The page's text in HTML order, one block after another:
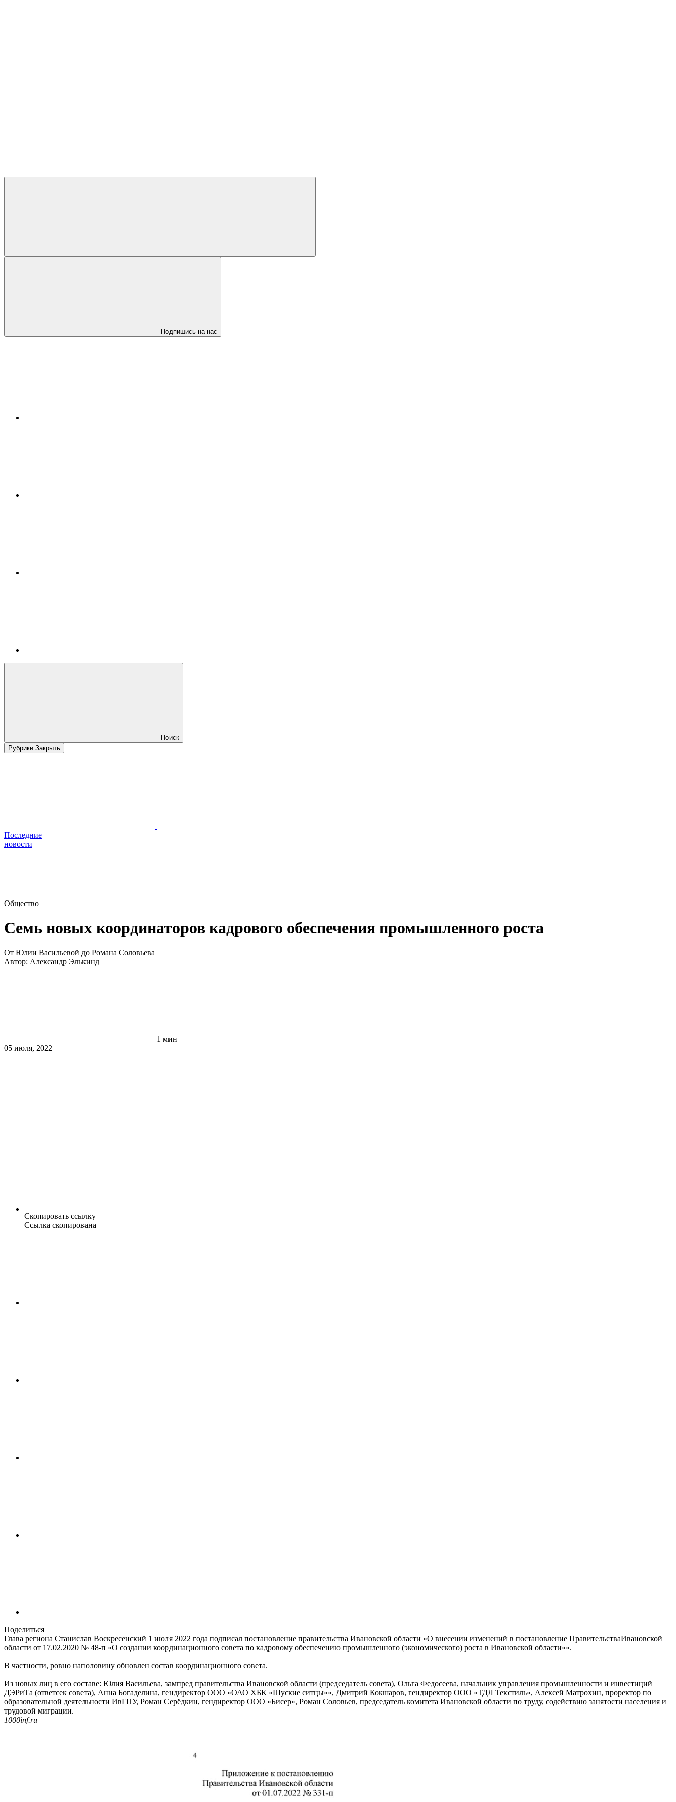
Подпишись на нас
Поиск
Рубрики Закрыть
Последние
новости
Общество
Семь новых координаторов кадрового обеспечения промышленного роста
От Юлии Васильевой до Романа Соловьева
Автор: Александр Элькинд
1 мин
05 июля, 2022
Скопировать ссылку
Ссылка скопирована
Поделиться
Глава региона Станислав Воскресенский 1 июля 2022 года подписал постановление правительства Ивановской области «О внесении изменений в постановление ПравительстваИвановской
области от 17.02.2020 № 48-п «О создании координационного совета по кадровому обеспечению промышленного (экономического) роста в Ивановской области»».
В частности, ровно наполовину обновлен состав координационного совета.
Из новых лиц в его составе: Юлия Васильева, зампред правительства Ивановской области (председатель совета), Ольга Федосеева, начальник управления промышленности и инвестиций
ДЭРиТа (ответсек совета), Анна Богаделина, гендиректор ООО «ОАО ХБК «Шуские ситцы»», Дмитрий Кокшаров, гендиректор ООО «ТДЛ Текстиль», Алексей Матрохин, проректор по
образовательной деятельности ИвГПУ, Роман Серёдкин, гендиректор ООО «Бисер», Роман Соловьев, председатель комитета Ивановской области по труду, содействию занятости населения и
трудовой миграции.
1000inf.ru